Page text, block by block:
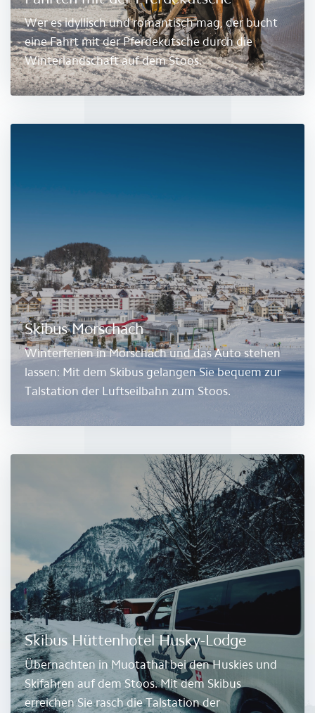
Wer es idyllisch und romantisch mag, der bucht
eine Fahrt mit der Pferdekutsche durch die
Winterlandschaft auf dem Stoos.
Skibus Morschach
Winterferien in Morschach und das Auto stehen
lassen: Mit dem Skibus gelangen Sie bequem zur
Talstation der Luftseilbahn zum Stoos.
Skibus Hüttenhotel Husky-Lodge
Übernachten in Muotathal bei den Huskies und
Skifahren auf dem Stoos. Mit dem Skibus
erreichen Sie rasch die Talstation der